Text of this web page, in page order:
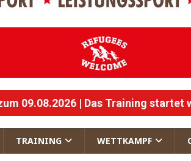
09.08.2026 | Das Training startet
TRAINING WETTKAMPF